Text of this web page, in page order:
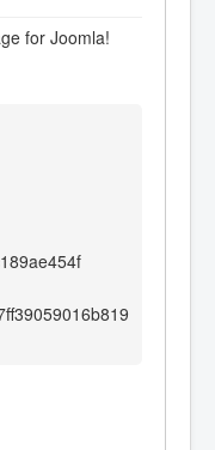
for Joomla!